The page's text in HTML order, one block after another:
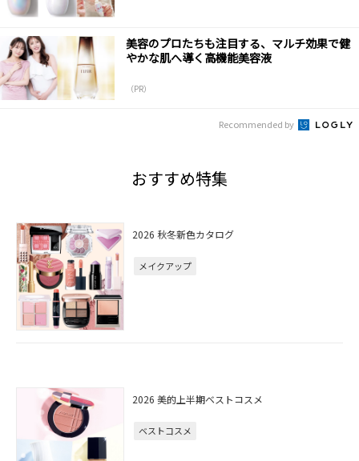
美容のプロたちも注目する、マルチ効果で健
やかな肌へ導く高機能美容液
（PR）
Recommended by
おすすめ特集
2026 秋冬新色カタログ
メイクアップ
2026 美的上半期ベストコスメ
ベストコスメ